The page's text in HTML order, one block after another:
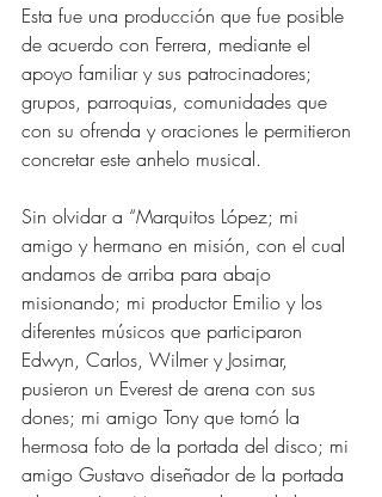
Esta fue una producción que fue posible
de acuerdo con Ferrera, mediante el
apoyo familiar y sus patrocinadores;
grupos, parroquias, comunidades que
con su ofrenda y oraciones le permitieron
concretar este anhelo musical.
Sin olvidar a “Marquitos López; mi
amigo y hermano en misión, con el cual
andamos de arriba para abajo
misionando; mi productor Emilio y los
diferentes músicos que participaron
Edwyn, Carlos, Wilmer y Josimar,
pusieron un Everest de arena con sus
dones; mi amigo Tony que tomó la
hermosa foto de la portada del disco; mi
amigo Gustavo diseñador de la portada